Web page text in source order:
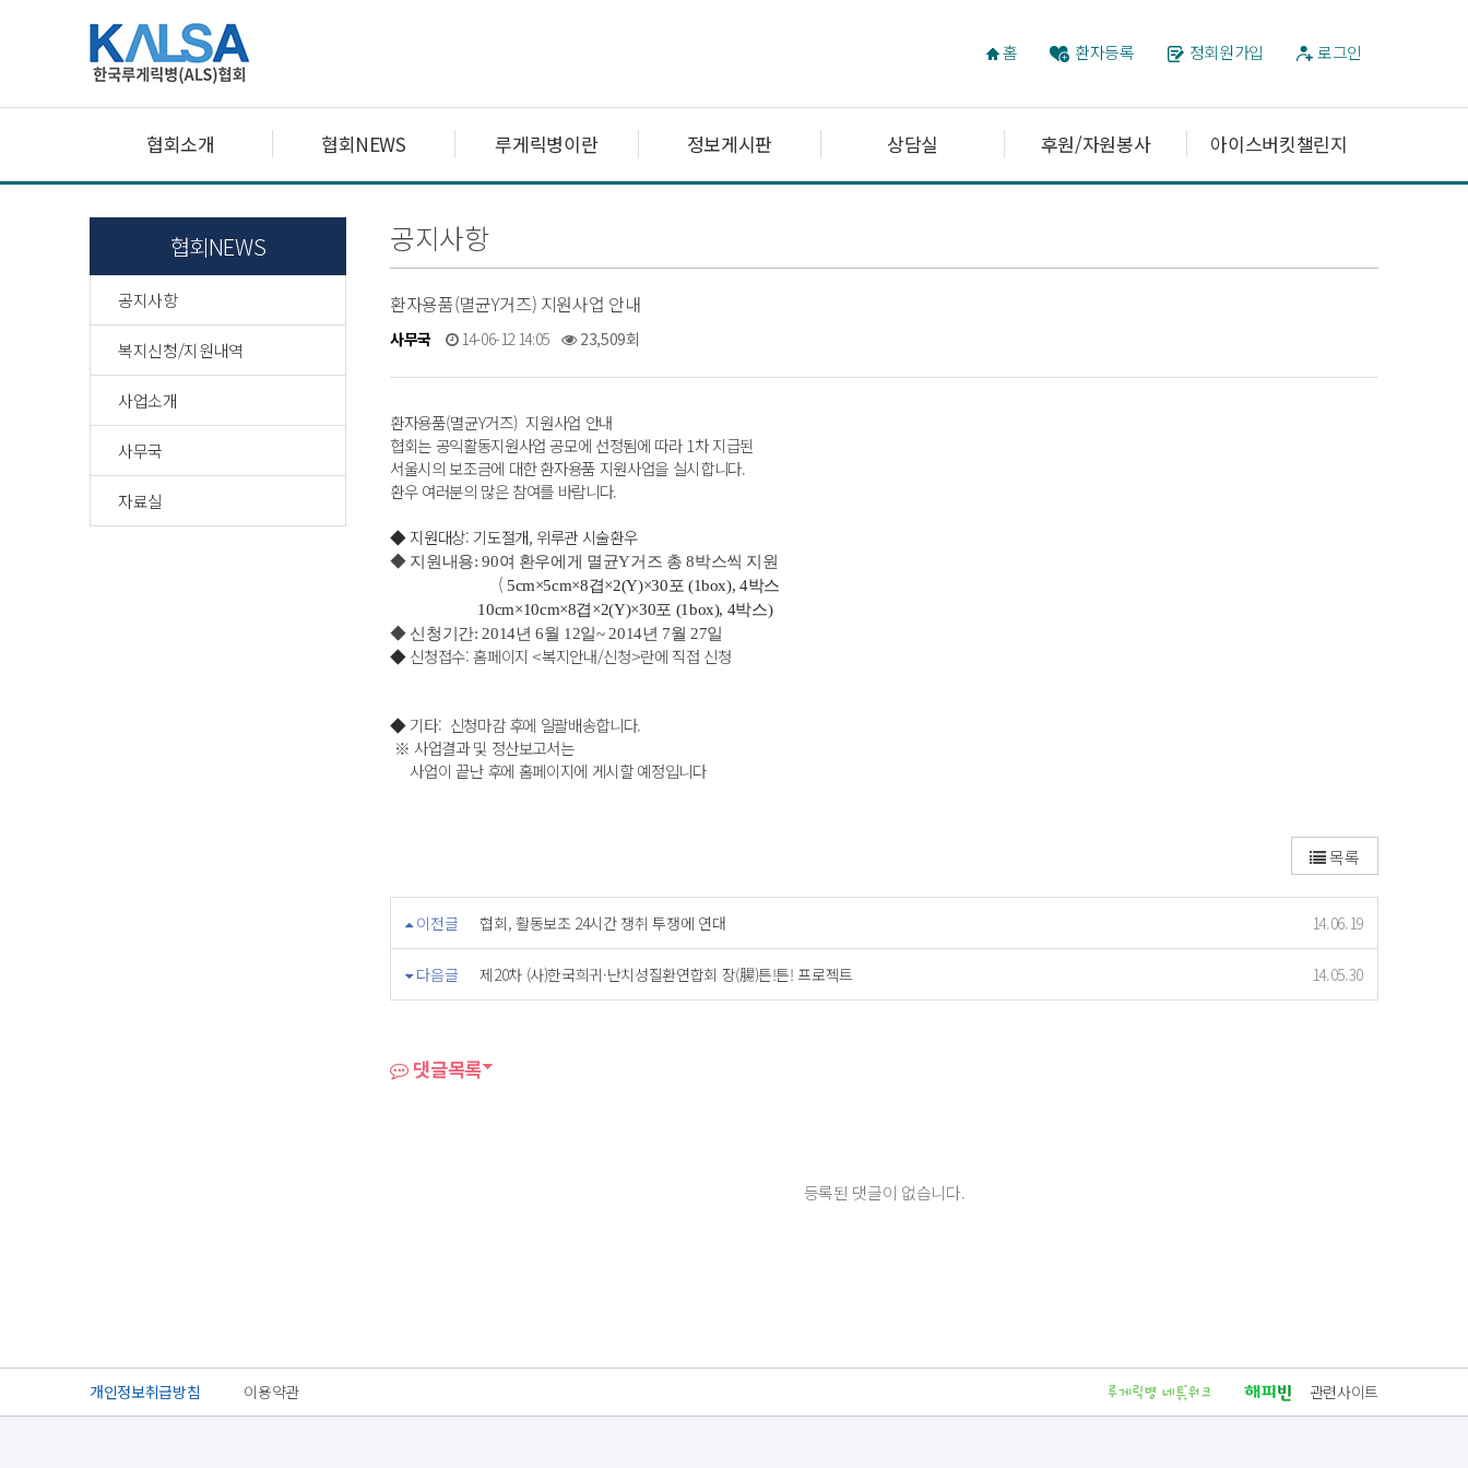
홈 환자등록 정회원가입 로그인
협회소개 협회NEWS 루게릭병이란 정보게시판 상담실 후원/자원봉사 아이스버킷챌린지
협회NEWS
공지사항
복지신청/지원내역
사업소개
사무국
자료실
공지사항
환자용품(멸균Y거즈) 지원사업 안내
사무국 14-06-12 14:05 23,509회
환자용품(멸균Y거즈) 지원사업 안내
협회는 공익활동지원사업 공모에 선정됨에 따라 1차 지급된
서울시의 보조금에 대한 환자용품 지원사업을 실시합니다.
환우 여러분의 많은 참여를 바랍니다.
◆ 지원대상: 기도절개, 위루관 시술환우
◆ 지원내용: 90여 환우에게 멸균Y거즈 총 8박스씩 지원
( 5cm×5cm×8겹×2(Y)×30포 (1box), 4박스
10cm×10cm×8겹×2(Y)×30포 (1box), 4박스)
◆ 신청기간: 2014년 6월 12일~ 2014년 7월 27일
◆신청접수: 홈페이지 <복지안내/신청>란에 직접 신청
◆기타: 신청마감 후에 일괄배송합니다.
※ 사업결과 및 정산보고서는
사업이 끝난 후에 홈페이지에 게시할 예정입니다
목록
이전글 협회, 활동보조 24시간 쟁취 투쟁에 연대 14.06.19
다음글 제20차 (사)한국희귀·난치성질환연합회 장(腸)튼!튼! 프로젝트 14.05.30
댓글목록
등록된 댓글이 없습니다.
개인정보취급방침 이용약관 관련사이트